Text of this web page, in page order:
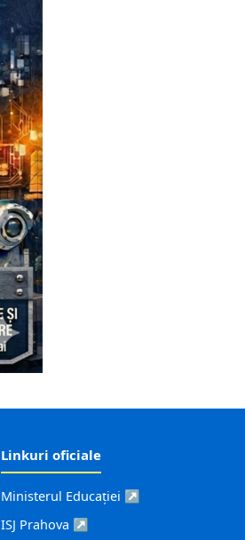
Linkuri oficiale
Ministerul Educației ↗
ISJ Prahova ↗